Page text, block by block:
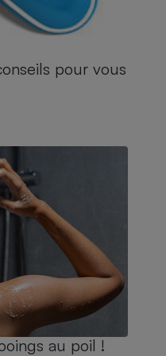
pour vous
au poil !